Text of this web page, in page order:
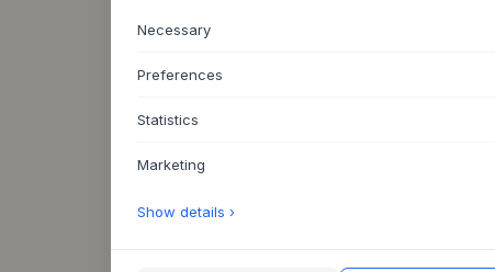
Necessary
Preferences
Statistics
Marketing
Show details ›